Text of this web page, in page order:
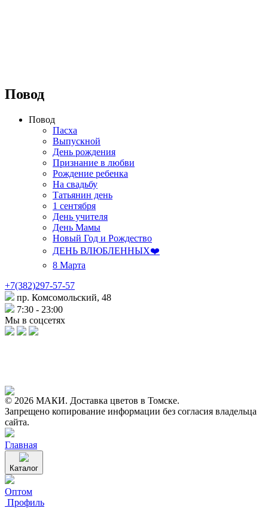
Повод
Повод
Пасха
Выпускной
День рождения
Признание в любви
Рождение ребенка
На свадьбу
Татьянин день
1 сентября
День учителя
День Мамы
Новый Год и Рождество
ДЕНЬ ВЛЮБЛЕННЫХ❤️
8 Марта
+7(382)297-57-57
пр. Комсомольский, 48
7:30 - 23:00
Мы в соцсетях
© 2026 МАКИ. Доставка цветов в Томске.
Запрещено копирование информации без согласия владельца
сайта.
Главная
Каталог
Оптом
Профиль